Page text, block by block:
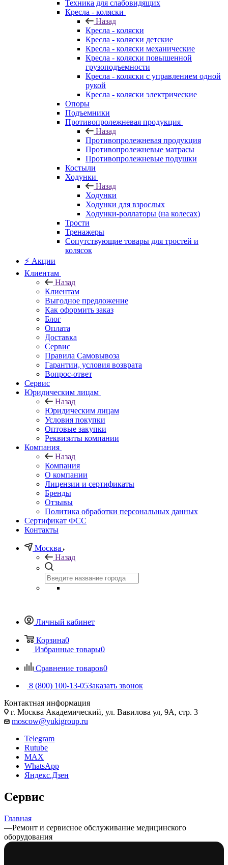
Техника для слабовидящих
Кресла - коляски
Назад
Кресла - коляски
Кресла - коляски детские
Кресла - коляски механические
Кресла - коляски повышенной
грузоподъемности
Кресла - коляски с управлением одной
рукой
Кресла - коляски электрические
Опоры
Подъемники
Противопролежневая продукция
Назад
Противопролежневая продукция
Противопролежневые матрасы
Противопролежневые подушки
Костыли
Ходунки
Назад
Ходунки
Ходунки для взрослых
Ходунки-роллаторы (на колесах)
Трости
Тренажеры
Сопутствующие товары для тростей и
колясок
⚡ Акции
Клиентам
Назад
Клиентам
Выгодное предложение
Как оформить заказ
Блог
Оплата
Доставка
Сервис
Правила Самовывоза
Гарантии, условия возврата
Вопрос-ответ
Сервис
Юридическим лицам
Назад
Юридическим лицам
Условия покупки
Оптовые закупки
Реквизиты компании
Компания
Назад
Компания
О компании
Лицензии и сертификаты
Бренды
Отзывы
Политика обработки персональных данных
Сертификат ФСС
Контакты
Москва
Назад
Личный кабинет
Корзина0
Избранные товары0
Сравнение товаров0
8 (800) 100-13-05Заказать звонок
Контактная информация
г. Москва Академический, ул. Вавилова ул, 9А, стр. 3
moscow@yukigroup.ru
Telegram
Rutube
MAX
WhatsApp
Яндекс.Дзен
Сервис
Главная
—Ремонт и сервисное обслуживание медицинского
оборудования